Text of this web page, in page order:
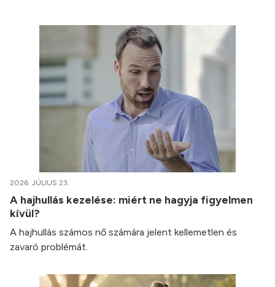
2026. JÚLIUS 23.
A hajhullás kezelése: miért ne hagyja figyelmen
kívül?
A hajhullás számos nő számára jelent kellemetlen és
zavaró problémát.